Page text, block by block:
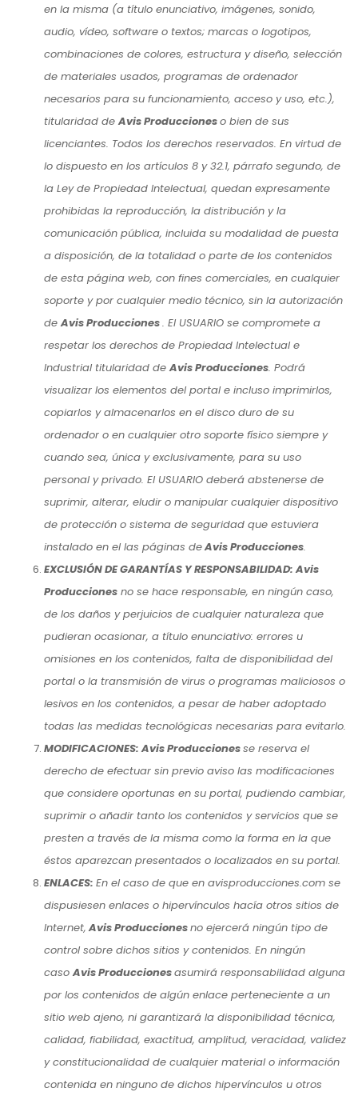
en la misma (a título enunciativo, imágenes, sonido,
audio, vídeo, software o textos; marcas o logotipos,
combinaciones de colores, estructura y diseño, selección
de materiales usados, programas de ordenador
necesarios para su funcionamiento, acceso y uso, etc.),
titularidad deAvis Produccioneso bien de sus
licenciantes. Todos los derechos reservados. En virtud de
lo dispuesto en los artículos 8 y 32.1, párrafo segundo, de
la Ley de Propiedad Intelectual, quedan expresamente
prohibidas la reproducción, la distribución y la
comunicación pública, incluida su modalidad de puesta
a disposición, de la totalidad o parte de los contenidos
de esta página web, con fines comerciales, en cualquier
soporte y por cualquier medio técnico, sin la autorización
deAvis Producciones. El USUARIO se compromete a
respetar los derechos de Propiedad Intelectual e
Industrial titularidad deAvis Producciones. Podrá
visualizar los elementos del portal e incluso imprimirlos,
copiarlos y almacenarlos en el disco duro de su
ordenador o en cualquier otro soporte físico siempre y
cuando sea, única y exclusivamente, para su uso
personal y privado. El USUARIO deberá abstenerse de
suprimir, alterar, eludir o manipular cualquier dispositivo
de protección o sistema de seguridad que estuviera
instalado en el las páginas deAvis Producciones.
EXCLUSIÓN DE GARANTÍAS Y RESPONSABILIDAD: Avis
Producciones no se hace responsable, en ningún caso,
de los daños y perjuicios de cualquier naturaleza que
pudieran ocasionar, a título enunciativo: errores u
omisiones en los contenidos, falta de disponibilidad del
portal o la transmisión de virus o programas maliciosos o
lesivos en los contenidos, a pesar de haber adoptado
todas las medidas tecnológicas necesarias para evitarlo.
MODIFICACIONES: Avis Produccionesse reserva el
derecho de efectuar sin previo aviso las modificaciones
que considere oportunas en su portal, pudiendo cambiar,
suprimir o añadir tanto los contenidos y servicios que se
presten a través de la misma como la forma en la que
éstos aparezcan presentados o localizados en su portal.
ENLACES: En el caso de que en avisproducciones.com se
dispusiesen enlaces o hipervínculos hacía otros sitios de
Internet,Avis Produccionesno ejercerá ningún tipo de
control sobre dichos sitios y contenidos. En ningún
casoAvis Produccionesasumirá responsabilidad alguna
por los contenidos de algún enlace perteneciente a un
sitio web ajeno, ni garantizará la disponibilidad técnica,
calidad, fiabilidad, exactitud, amplitud, veracidad, validez
y constitucionalidad de cualquier material o información
contenida en ninguno de dichos hipervínculos u otros